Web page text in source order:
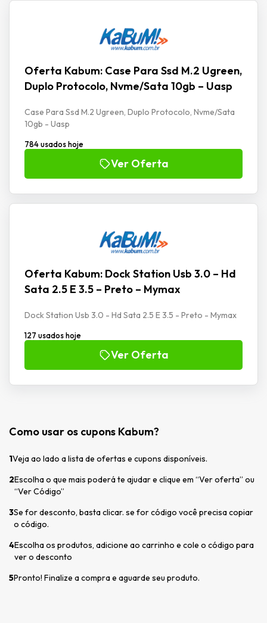
Oferta Kabum: Case Para Ssd M.2 Ugreen,
Duplo Protocolo, Nvme/Sata 10gb – Uasp
Case Para Ssd M.2 Ugreen, Duplo Protocolo, Nvme/Sata
10gb - Uasp
784 usados hoje
Ver Oferta
Oferta Kabum: Dock Station Usb 3.0 – Hd
Sata 2.5 E 3.5 – Preto – Mymax
Dock Station Usb 3.0 - Hd Sata 2.5 E 3.5 - Preto - Mymax
127 usados hoje
Ver Oferta
Como usar os cupons Kabum?
1Veja ao lado a lista de ofertas e cupons disponíveis.
2Escolha o que mais poderá te ajudar e clique em “Ver oferta” ou
“Ver Código”
3Se for desconto, basta clicar. se for código você precisa copiar
o código.
4Escolha os produtos, adicione ao carrinho e cole o código para
ver o desconto
5Pronto! Finalize a compra e aguarde seu produto.